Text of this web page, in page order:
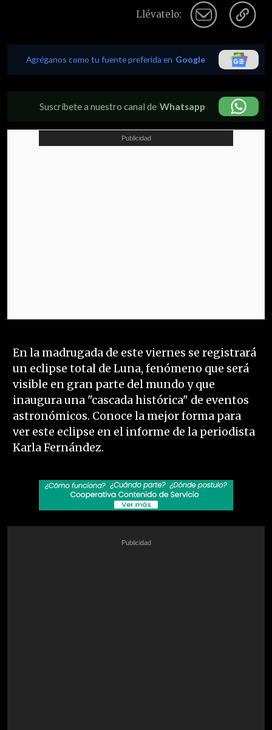
Llévatelo:
Agréganos como tu fuente preferida en Google
Suscríbete a nuestro canal de Whatsapp
En la madrugada de este viernes se registrará
un eclipse total de Luna, fenómeno que será
visible en gran parte del mundo y que
inaugura una "cascada histórica" de eventos
astronómicos. Conoce la mejor forma para
ver este eclipse en el informe de la periodista
Karla Fernández.